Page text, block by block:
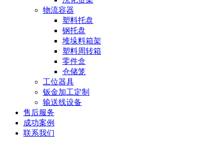
物流容器
塑料托盘
钢托盘
堆垛料箱架
塑料周转箱
零件盒
仓储笼
工位器具
钣金加工定制
输送线设备
售后服务
成功案例
联系我们